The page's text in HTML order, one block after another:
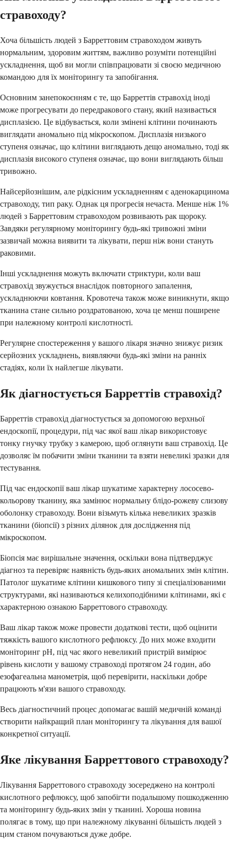
стравоходу?
Хоча більшість людей з Барреттовим стравоходом живуть
нормальним, здоровим життям, важливо розуміти потенційні
ускладнення, щоб ви могли співпрацювати зі своєю медичною
командою для їх моніторингу та запобігання.
Основним занепокоєнням є те, що Барреттів стравохід іноді
може прогресувати до передракового стану, який називається
дисплазією. Це відбувається, коли змінені клітини починають
виглядати аномально під мікроскопом. Дисплазія низького
ступеня означає, що клітини виглядають дещо аномально, тоді як
дисплазія високого ступеня означає, що вони виглядають більш
тривожно.
Найсерйознішим, але рідкісним ускладненням є аденокарцинома
стравоходу, тип раку. Однак ця прогресія нечаста. Менше ніж 1%
людей з Барреттовим стравоходом розвивають рак щороку.
Завдяки регулярному моніторингу будь-які тривожні зміни
зазвичай можна виявити та лікувати, перш ніж вони стануть
раковими.
Інші ускладнення можуть включати стриктури, коли ваш
стравохід звужується внаслідок повторного запалення,
ускладнюючи ковтання. Кровотеча також може виникнути, якщо
тканина стане сильно роздратованою, хоча це менш поширене
при належному контролі кислотності.
Регулярне спостереження у вашого лікаря значно знижує ризик
серйозних ускладнень, виявляючи будь-які зміни на ранніх
стадіях, коли їх найлегше лікувати.
Як діагностується Барреттів стравохід?
Барреттів стравохід діагностується за допомогою верхньої
ендоскопії, процедури, під час якої ваш лікар використовує
тонку гнучку трубку з камерою, щоб оглянути ваш стравохід. Це
дозволяє їм побачити зміни тканини та взяти невеликі зразки для
тестування.
Під час ендоскопії ваш лікар шукатиме характерну лососево-
кольорову тканину, яка замінює нормальну блідо-рожеву слизову
оболонку стравоходу. Вони візьмуть кілька невеликих зразків
тканини (біопсії) з різних ділянок для дослідження під
мікроскопом.
Біопсія має вирішальне значення, оскільки вона підтверджує
діагноз та перевіряє наявність будь-яких аномальних змін клітин.
Патолог шукатиме клітини кишкового типу зі спеціалізованими
структурами, які називаються келихоподібними клітинами, які є
характерною ознакою Барреттового стравоходу.
Ваш лікар також може провести додаткові тести, щоб оцінити
тяжкість вашого кислотного рефлюксу. До них може входити
моніторинг рН, під час якого невеликий пристрій вимірює
рівень кислоти у вашому стравоході протягом 24 годин, або
езофагеальна манометрія, щоб перевірити, наскільки добре
працюють м'язи вашого стравоходу.
Весь діагностичний процес допомагає вашій медичній команді
створити найкращий план моніторингу та лікування для вашої
конкретної ситуації.
Яке лікування Барреттового стравоходу?
Лікування Барреттового стравоходу зосереджено на контролі
кислотного рефлюксу, щоб запобігти подальшому пошкодженню
та моніторингу будь-яких змін у тканині. Хороша новина
полягає в тому, що при належному лікуванні більшість людей з
цим станом почуваються дуже добре.